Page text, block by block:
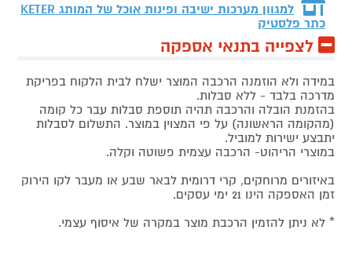
למגוון מערכות ישיבה ופינות אוכל של המותג KETER
כתר פלסטיק
לצפייה בתנאי אספקה
במידה ולא הוזמנה הרכבה המוצר ישלח לבית הלקוח בפריקת
מדרכה בלבד - ללא סבלות.
בהזמנת הובלה והרכבה תהיה תוספת סבלות עבר כל קומה
(מהקומה הראשונה) על פי המצוין במוצר. התשלום לסבלות
יתבצע ישירות למוביל.
במוצרי הריהוט- הרכבה עצמית פשוטה וקלה.
באיזורים מרוחקים, קרי דרומית לבאר שבע או מעבר לקו הירוק
זמן האספקה הינו 21 ימי עסקים.
* לא ניתן להזמין הרכבת מוצר במקרה של איסוף עצמי.